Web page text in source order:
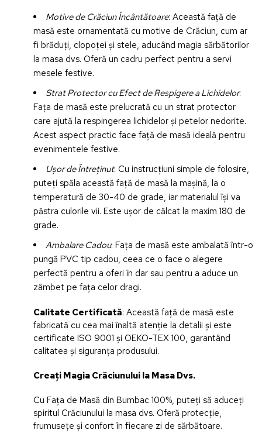
Motive de Crăciun Încântătoare: Această față de
masă este ornamentată cu motive de Crăciun, cum ar
fi brăduți, clopoței și stele, aducând magia sărbătorilor
la masa dvs. Oferă un cadru perfect pentru a servi
mesele festive.
Strat Protector cu Efect de Respigere a Lichidelor:
Fața de masă este prelucrată cu un strat protector
care ajută la respingerea lichidelor și petelor nedorite.
Acest aspect practic face față de masă ideală pentru
evenimentele festive.
Ușor de Întreținut: Cu instrucțiuni simple de folosire,
puteți spăla această față de masă la mașină, la o
temperatură de 30-40 de grade, iar materialul își va
păstra culorile vii. Este ușor de călcat la maxim 180 de
grade.
Ambalare Cadou: Fața de masă este ambalată într-o
pungă PVC tip cadou, ceea ce o face o alegere
perfectă pentru a oferi în dar sau pentru a aduce un
zâmbet pe fața celor dragi.
Calitate Certificată: Această față de masă este
fabricată cu cea mai înaltă atenție la detalii și este
certificate ISO 9001 și OEKO-TEX 100, garantând
calitatea și siguranța produsului.
Creați Magia Crăciunului la Masa Dvs.
Cu Fața de Masă din Bumbac 100%, puteți să aduceți
spiritul Crăciunului la masa dvs. Oferă protecție,
frumusețe și confort în fiecare zi de sărbătoare.